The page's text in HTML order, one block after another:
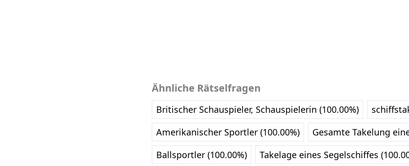
Ähnliche Rätselfragen
Britischer Schauspieler, Schauspielerin (100.00%)
Amerikanischer Sportler (100.00%)
Gesamte Takelung
Ballsportler (100.00%)
Takelage eines Segelschiffes